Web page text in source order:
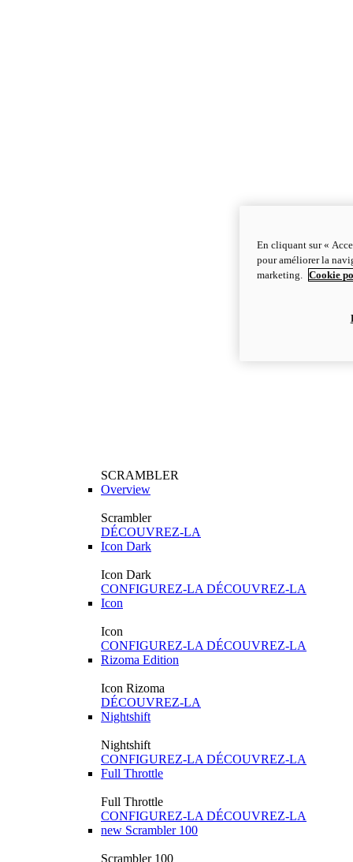
SCRAMBLER
Overview
Scrambler
DÉCOUVREZ-LA
Icon Dark
Icon Dark
CONFIGUREZ-LA DÉCOUVREZ-LA
Icon
Icon
CONFIGUREZ-LA DÉCOUVREZ-LA
Rizoma Edition
Icon Rizoma
DÉCOUVREZ-LA
Nightshift
Nightshift
CONFIGUREZ-LA DÉCOUVREZ-LA
Full Throttle
Full Throttle
CONFIGUREZ-LA DÉCOUVREZ-LA
new Scrambler 100
Scrambler 100
En cliquant sur «
pour améliorer la
marketing.
Cookie